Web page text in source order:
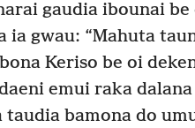
gaudia ibounai
ia gwau: “Mahuta
bona Keriso be oi
emui raka
taudia bamona do